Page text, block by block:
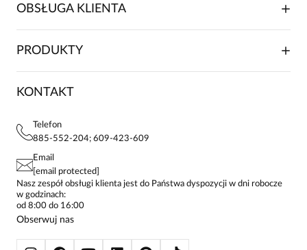
FRANCZYZA
KONTAKTY
OBSŁUGA KLIENTA
SKŁADANIE ZAMÓWIENIA
FAQ
POLITYKA PRYWATNOŚCI
STREFA STAŁEGO KLIENTA
PRODUKTY
SUKIENKI
KOSZULE DAMSKIE
SPODNIE DAMSKIE
ŻAKIETY I MARYNARKI
SWETRY
BLUZY
KONTAKT
Telefon
885-552-204; 609-423-609
Email
[email protected]
Nasz zespół obsługi klienta jest do Państwa dyspozycji w dni robocze
w godzinach:
od 8:00 do 16:00
Obserwuj nas